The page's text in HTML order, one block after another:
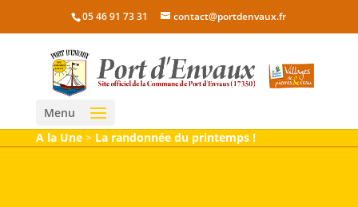
05 46 91 73 31 contact@portdenvaux.fr
Menu
A la Une> La randonnée du printemps !